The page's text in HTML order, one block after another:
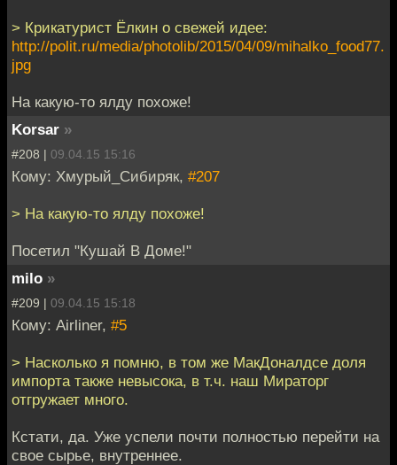
> Крикатурист Ёлкин о свежей идее:
http://polit.ru/media/photolib/2015/04/09/mihalko_food77.
jpg
На какую-то ялду похоже!
Korsar »
#208 | 09.04.15 15:16
Кому: Хмурый_Сибиряк, #207
> На какую-то ялду похоже!
Посетил "Кушай В Доме!"
milo »
#209 | 09.04.15 15:18
Кому: Airliner, #5
> Насколько я помню, в том же МакДоналдсе доля
импорта также невысока, в т.ч. наш Мираторг
отгружает много.
Кстати, да. Уже успели почти полностью перейти на
свое сырье, внутреннее.